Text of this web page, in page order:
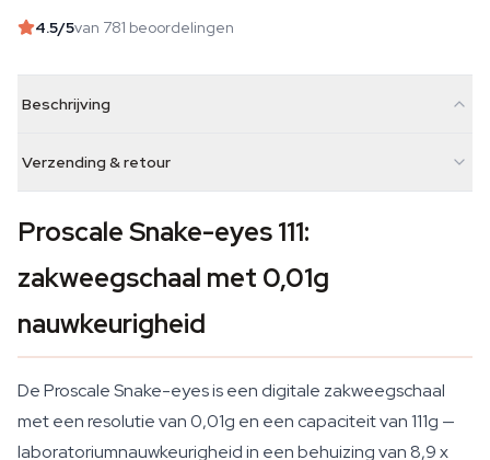
4.5/5van 781 beoordelingen
Beschrijving
Verzending & retour
Proscale Snake-eyes 111:
zakweegschaal met 0,01g
nauwkeurigheid
De Proscale Snake-eyes is een digitale zakweegschaal
met een resolutie van 0,01g en een capaciteit van 111g —
laboratoriumnauwkeurigheid in een behuizing van 8,9 x